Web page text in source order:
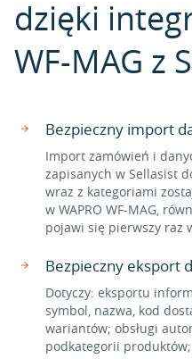
dzięki
WF-MAG z
Bezpieczny import
Import zamówień i
zapisanych w Sellasist
wraz z kategoriami
w WAPRO WF-MAG,
pojawi się pierwszy raz
Bezpieczny eksport
Dotyczy: eksportu
symbol, nazwa, kod
wariantów; obsługi
podkategorii